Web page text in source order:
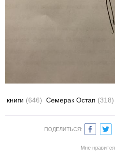
книги (646) Семерак Остап (318)
ПОДЕЛИТЬСЯ:
Мне нравится